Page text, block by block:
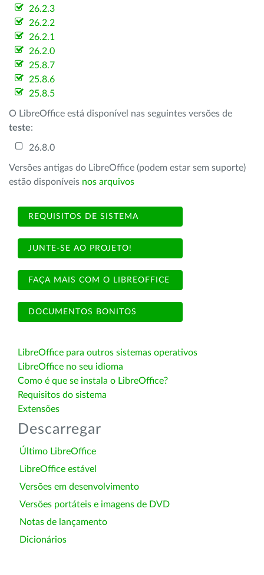
26.2.3
26.2.2
26.2.1
26.2.0
25.8.7
25.8.6
25.8.5
O LibreOffice está disponível nas seguintes versões de
teste:
26.8.0
Versões antigas do LibreOffice (podem estar sem suporte)
estão disponíveis nos arquivos
REQUISITOS DE SISTEMA
JUNTE-SE AO PROJETO!
FAÇA MAIS COM O LIBREOFFICE
DOCUMENTOS BONITOS
LibreOffice para outros sistemas operativos
LibreOffice no seu idioma
Como é que se instala o LibreOffice?
Requisitos do sistema
Extensões
Descarregar
Último LibreOffice
LibreOffice estável
Versões em desenvolvimento
Versões portáteis e imagens de DVD
Notas de lançamento
Dicionários